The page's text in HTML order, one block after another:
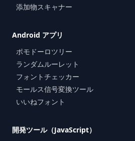
添加物スキャナー
Android アプリ
ポモドーロツリー
ランダムルーレット
フォントチェッカー
モールス信号変換ツール
いいねフォント
開発ツール（JavaScript）